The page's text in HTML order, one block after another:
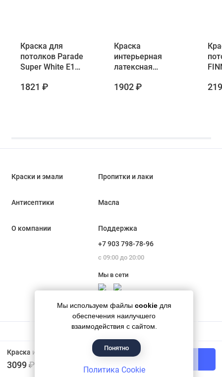
Краска интерьерная для обоев и стен Tikkurila Euro Trend база A 2,7 л
3099 ₽
В корзину
Краска для
потолков Parade
Super White E1
1821 ₽
Краска
интерьерная
латексная
Parade Pro'latex Е2
1902 ₽
Мы используем файлы cookie для
обеспечения наилучшего
взаимодействия с сайтом.
Понятно
Политика Cookie
Краски и эмали Пропитки и лаки
Антисептики Масла
О компании
Поддержка
+7 903 798-78-96
с 09:00 до 20:00
Мы в сети
Гипермаркет красок «Банапал», 2018 - 2026